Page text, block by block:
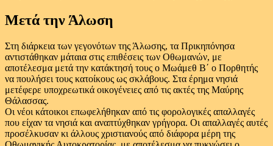
Μετά την Άλωση
Στη διάρκεια των γεγονότων της Άλωσης, τα Πρικηπόνησα
αντιστάθηκαν μάταια στις επιθέσεις των Οθωμανών, με
αποτέλεσμα μετά την κατάκτησή τους ο Μωάμεθ Β΄ ο Πορθητής
να πουλήσει τους κατοίκους ως σκλάβους. Στα έρημα νησιά
μετέφερε υποχρεωτικά οικογένειες από τις ακτές της Μαύρης
Θάλασσας.
Οι νέοι κάτοικοι επωφελήθηκαν από τις φορολογικές απαλλαγές
που είχαν τα νησιά και αναπτύχθηκαν γρήγορα. Οι απαλλαγές αυτές
προσέλκυσαν κι άλλους χριστιανούς από διάφορα μέρη της